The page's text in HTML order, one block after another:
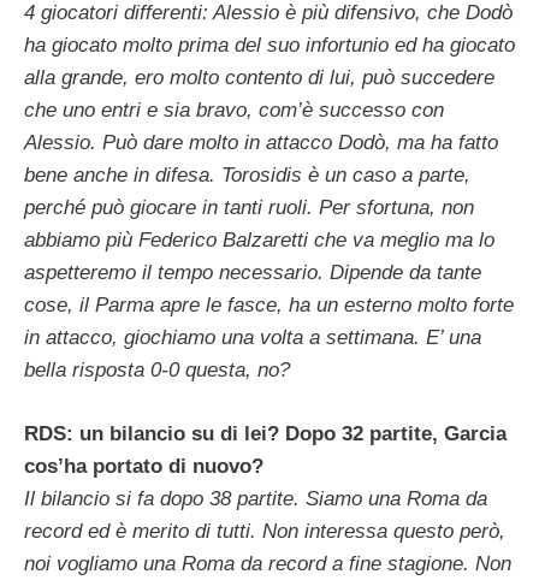
4 giocatori differenti: Alessio è più difensivo, che Dodò
ha giocato molto prima del suo infortunio ed ha giocato
alla grande, ero molto contento di lui, può succedere
che uno entri e sia bravo, com’è successo con
Alessio. Può dare molto in attacco Dodò, ma ha fatto
bene anche in difesa. Torosidis è un caso a parte,
perché può giocare in tanti ruoli. Per sfortuna, non
abbiamo più Federico Balzaretti che va meglio ma lo
aspetteremo il tempo necessario. Dipende da tante
cose, il Parma apre le fasce, ha un esterno molto forte
in attacco, giochiamo una volta a settimana. E’ una
bella risposta 0-0 questa, no?
RDS: un bilancio su di lei? Dopo 32 partite, Garcia
cos’ha portato di nuovo?
Il bilancio si fa dopo 38 partite. Siamo una Roma da
record ed è merito di tutti. Non interessa questo però,
noi vogliamo una Roma da record a fine stagione. Non